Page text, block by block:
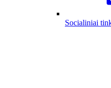
Socialiniai